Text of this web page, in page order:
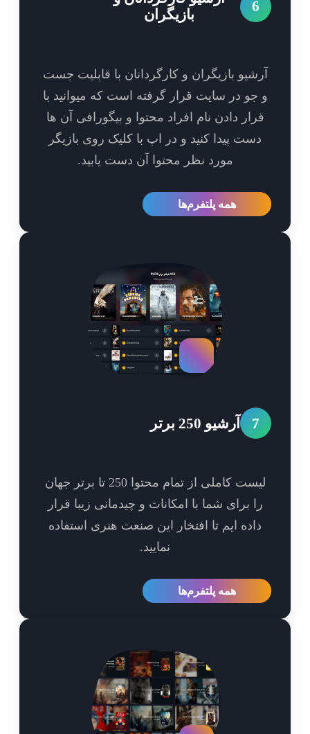
بازیگران
بازیگران و کارگردانان با قابلیت جست
در سایت قرار گرفته است که میوانید با
دادن نام افراد محتوا و بیگورافی آن ها
پیدا کنید و در اپ با کلیک روی بازیگر
مورد نظر محتوا آن دست یابید.
همه پلتفرم‌ها
آرشیو 250 برتر
لیست کاملی از تمام محتوا 250 تا برتر جهان
برای شما با امکانات و چیدمانی زیبا قرار
ایم تا افتخار این صنعت هنری استفاده
همه پلتفرم‌ها